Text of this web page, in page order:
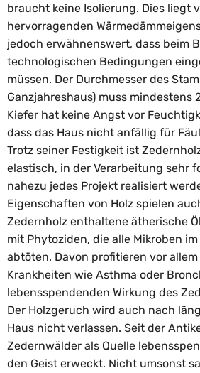
braucht keine Isolierung. Dies liegt
hervorragenden
jedoch erwähnenswert, dass beim
technologischen Bedingungen
müssen. Der Durchmesser des
Ganzjahreshaus) muss mindestens
Kiefer hat keine Angst vor
dass das Haus nicht anfällig für
Trotz seiner Festigkeit ist
elastisch, in der Verarbeitung sehr
nahezu jedes Projekt realisiert
Eigenschaften von Holz spielen
Zedernholz enthaltene ätherische
mit Phytoziden, die alle Mikroben
abtöten. Davon profitieren vor
Krankheiten wie Asthma oder
lebensspendenden Wirkung des
Der Holzgeruch wird auch nach
Haus nicht verlassen. Seit der
Zedernwälder als Quelle
den Geist erweckt. Nicht umsonst